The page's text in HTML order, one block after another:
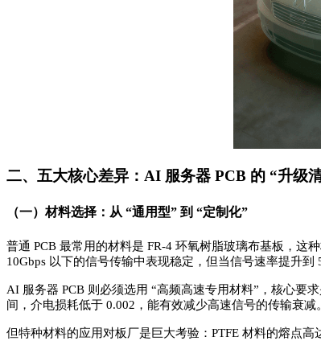
二、五大核心差异：AI 服务器 PCB 的 “升级
（一）材料选择：从 “通用型” 到 “定制化”
普通 PCB 最常用的材料是 FR-4 环氧树脂玻璃布基板，这
10Gbps 以下的信号传输中表现稳定，但当信号速率提升
AI 服务器 PCB 则必须选用 “高频高速专用材料”，核心要
间，介电损耗低于 0.002，能有效减少高速信号的传输衰
但特种材料的应用对板厂是巨大考验：PTFE 材料的熔点